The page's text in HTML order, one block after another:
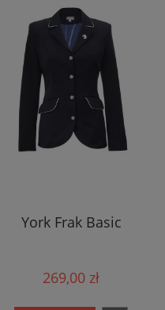
York Frak Basic
269,00 zł